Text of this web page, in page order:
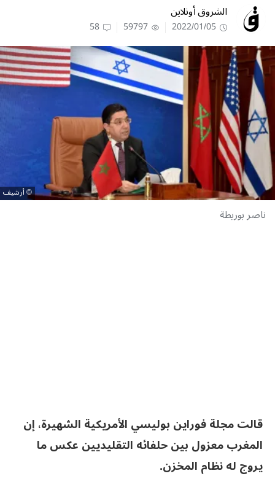
الشروق أونلاين
2022/01/05
59797
58
أرشيف
ناصر بوريطة
قالت مجلة فوراين بوليسي الأمريكية الشهيرة، إن
المغرب معزول بين حلفائه التقليديين عكس ما
يروج له نظام المخزن.